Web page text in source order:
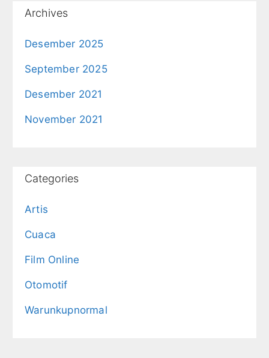
Archives
Desember 2025
September 2025
Desember 2021
November 2021
Categories
Artis
Cuaca
Film Online
Otomotif
Warunkupnormal